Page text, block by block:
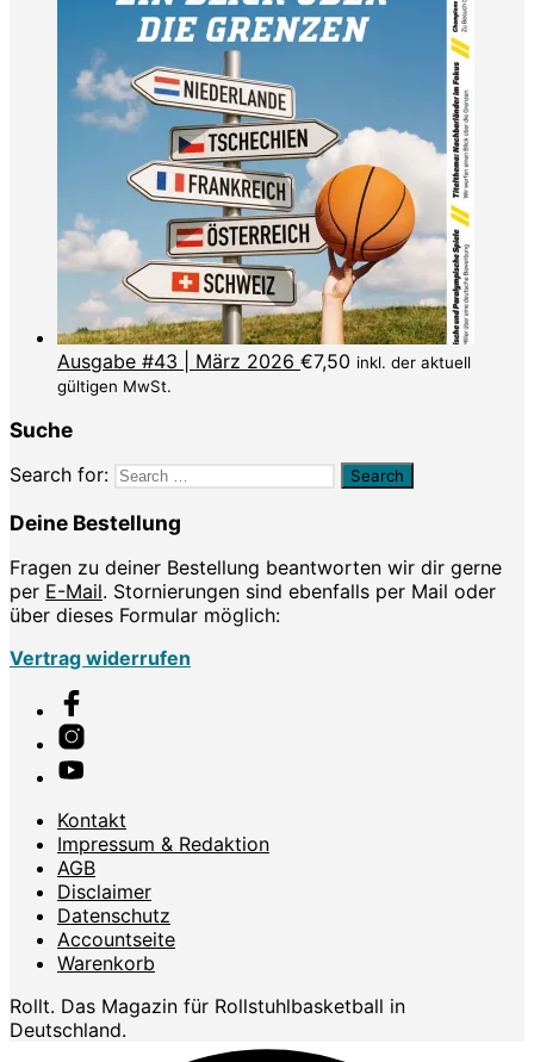
Ausgabe #43 | März 2026 €7,50 inkl. der aktuell
gültigen MwSt.
Suche
Search for:
Deine Bestellung
Fragen zu deiner Bestellung beantworten wir dir gerne
per E-Mail. Stornierungen sind ebenfalls per Mail oder
über dieses Formular möglich:
Vertrag widerrufen
Kontakt
Impressum & Redaktion
AGB
Disclaimer
Datenschutz
Accountseite
Warenkorb
Rollt. Das Magazin für Rollstuhlbasketball in
Deutschland.